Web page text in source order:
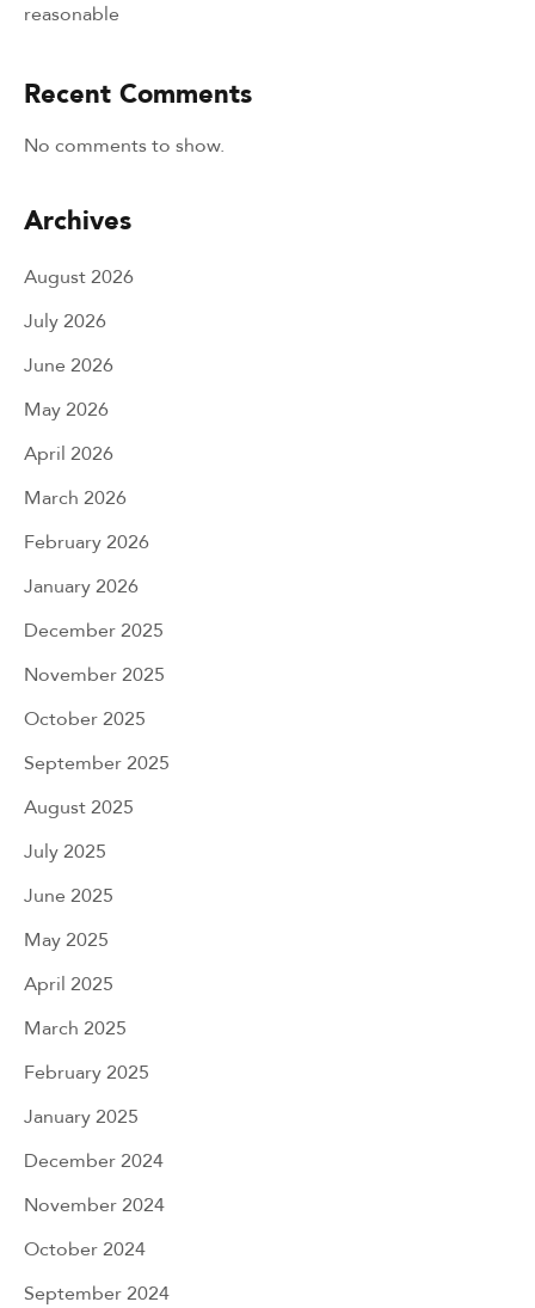
reasonable
Recent Comments
No comments to show.
Archives
August 2026
July 2026
June 2026
May 2026
April 2026
March 2026
February 2026
January 2026
December 2025
November 2025
October 2025
September 2025
August 2025
July 2025
June 2025
May 2025
April 2025
March 2025
February 2025
January 2025
December 2024
November 2024
October 2024
September 2024